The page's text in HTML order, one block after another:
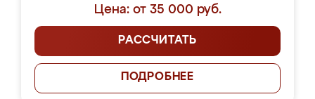
Цена: от 35 000 руб.
РАССЧИТАТЬ
ПОДРОБНЕЕ